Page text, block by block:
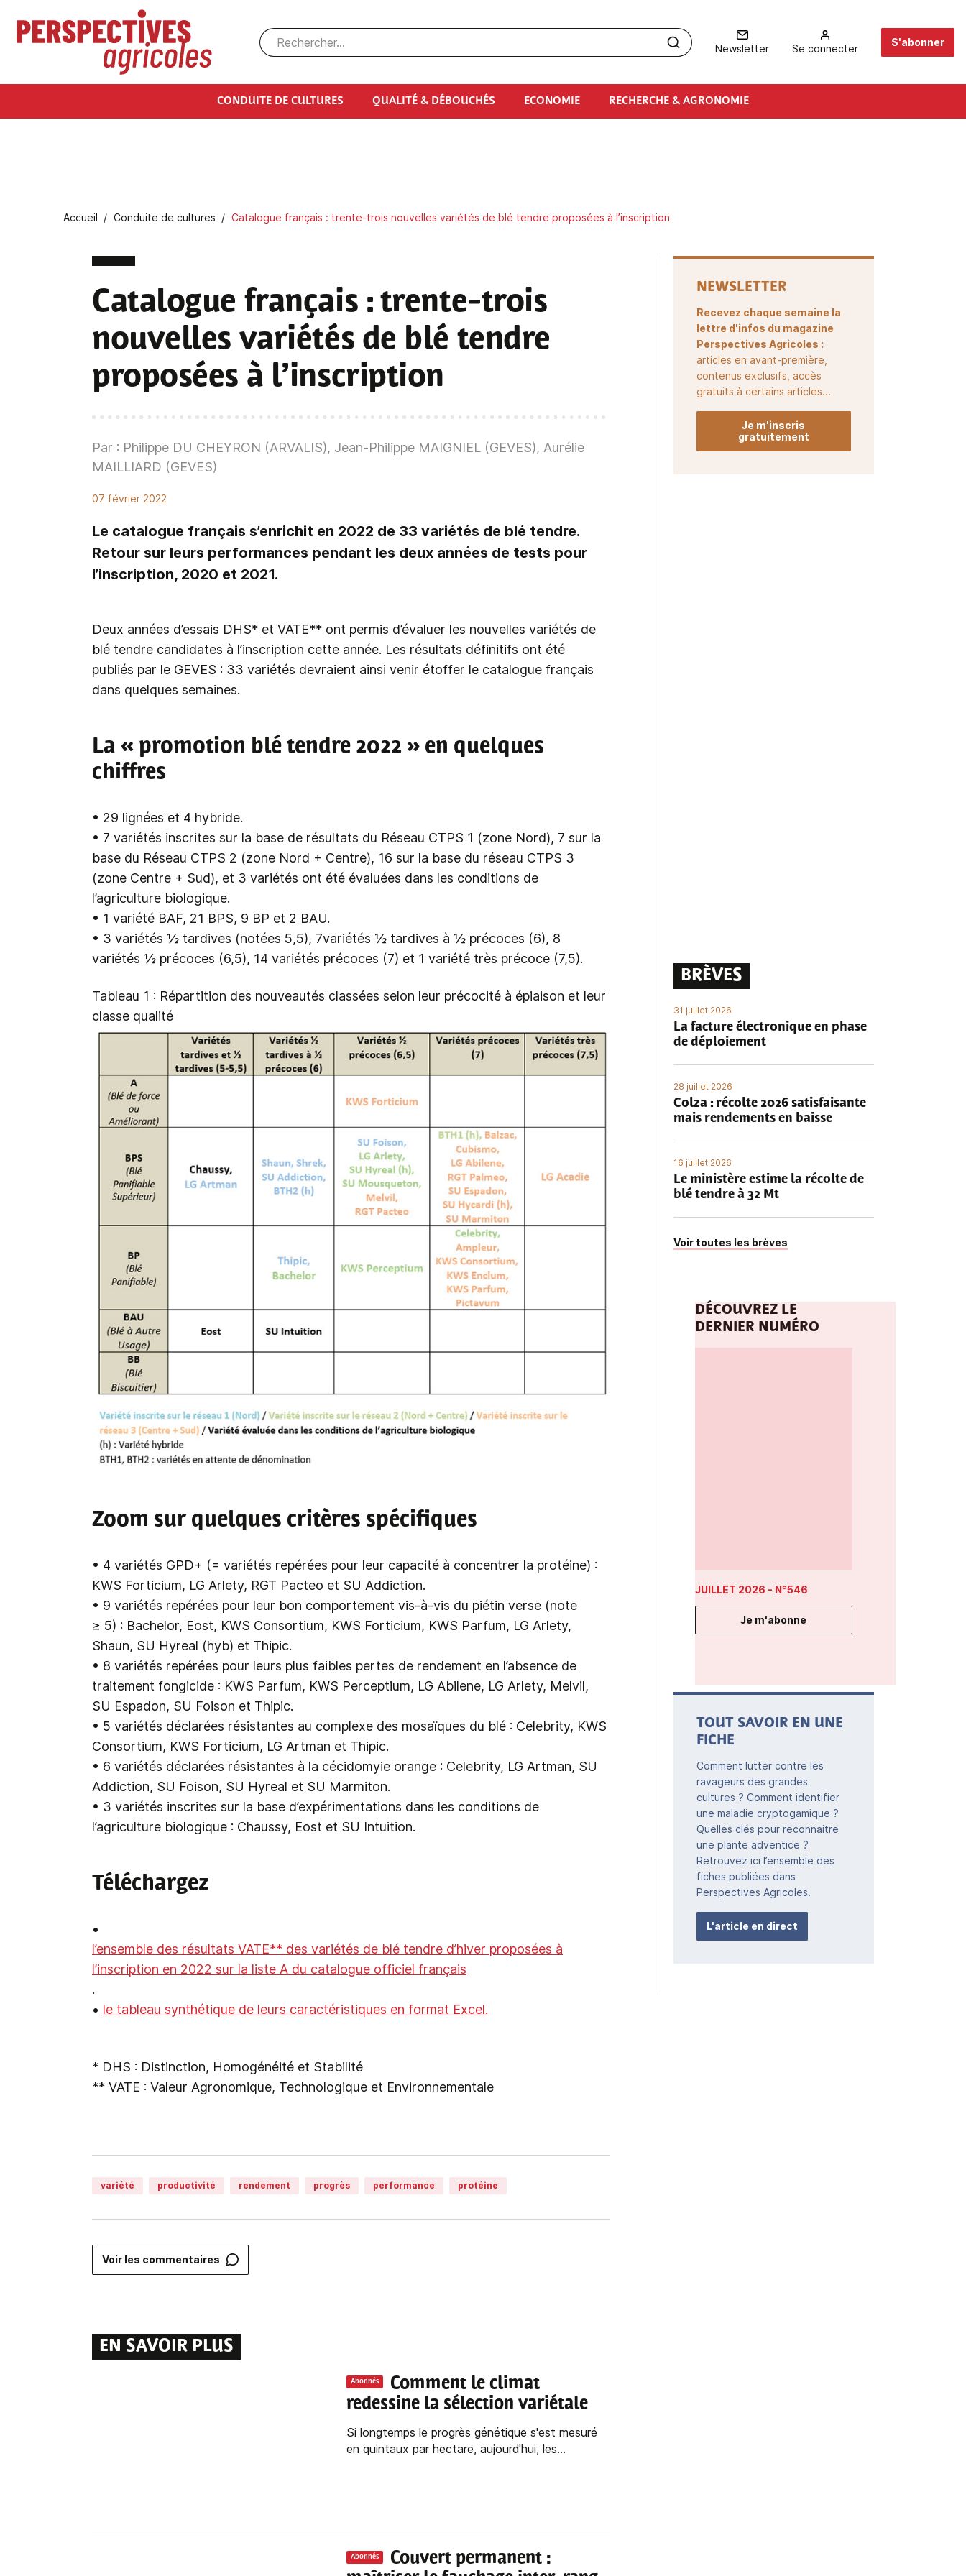
Aller au contenu principal
Newsletter Se connecter
S'abonner
CONDUITE DE CULTURES QUALITÉ & DÉBOUCHÉS ECONOMIE RECHERCHE & AGRONOMIE
Fil d'Ariane
Accueil Conduite de cultures Catalogue français : trente-trois nouvelles variétés de blé tendre proposées à l’inscription
Catalogue français : trente-trois
nouvelles variétés de blé tendre
proposées à l’inscription
Par : Philippe DU CHEYRON (ARVALIS), Jean-Philippe MAIGNIEL (GEVES), Aurélie
MAILLIARD (GEVES)
07 février 2022
Le catalogue français s’enrichit en 2022 de 33 variétés de blé tendre.
Retour sur leurs performances pendant les deux années de tests pour
l’inscription, 2020 et 2021.
Deux années d’essais DHS* et VATE** ont permis d’évaluer les nouvelles variétés de
blé tendre candidates à l’inscription cette année. Les résultats définitifs ont été
publiés par le GEVES : 33 variétés devraient ainsi venir étoffer le catalogue français
dans quelques semaines.
La « promotion blé tendre 2022 » en quelques
chiffres
• 29 lignées et 4 hybride.
• 7 variétés inscrites sur la base de résultats du Réseau CTPS 1 (zone Nord), 7 sur la
base du Réseau CTPS 2 (zone Nord + Centre), 16 sur la base du réseau CTPS 3
(zone Centre + Sud), et 3 variétés ont été évaluées dans les conditions de
l’agriculture biologique.
• 1 variété BAF, 21 BPS, 9 BP et 2 BAU.
• 3 variétés ½ tardives (notées 5,5), 7variétés ½ tardives à ½ précoces (6), 8
variétés ½ précoces (6,5), 14 variétés précoces (7) et 1 variété très précoce (7,5).
Tableau 1 : Répartition des nouveautés classées selon leur précocité à épiaison et leur
classe qualité
Zoom sur quelques critères spécifiques
• 4 variétés GPD+ (= variétés repérées pour leur capacité à concentrer la protéine) :
KWS Forticium, LG Arlety, RGT Pacteo et SU Addiction.
• 9 variétés repérées pour leur bon comportement vis-à-vis du piétin verse (note
≥ 5) : Bachelor, Eost, KWS Consortium, KWS Forticium, KWS Parfum, LG Arlety,
Shaun, SU Hyreal (hyb) et Thipic.
• 8 variétés repérées pour leurs plus faibles pertes de rendement en l’absence de
traitement fongicide : KWS Parfum, KWS Perceptium, LG Abilene, LG Arlety, Melvil,
SU Espadon, SU Foison et Thipic.
• 5 variétés déclarées résistantes au complexe des mosaïques du blé : Celebrity, KWS
Consortium, KWS Forticium, LG Artman et Thipic.
• 6 variétés déclarées résistantes à la cécidomyie orange : Celebrity, LG Artman, SU
Addiction, SU Foison, SU Hyreal et SU Marmiton.
• 3 variétés inscrites sur la base d’expérimentations dans les conditions de
l’agriculture biologique : Chaussy, Eost et SU Intuition.
Téléchargez
•
l’ensemble des résultats VATE** des variétés de blé tendre d’hiver proposées à
l’inscription en 2022 sur la liste A du catalogue officiel français
.
• le tableau synthétique de leurs caractéristiques en format Excel.
* DHS : Distinction, Homogénéité et Stabilité
** VATE : Valeur Agronomique, Technologique et Environnementale
variété productivité rendement progrès performance protéine
Voir les commentaires
EN SAVOIR PLUS
Abonnés
Comment le climat
redessine la sélection variétale
Si longtemps le progrès génétique s'est mesuré
en quintaux par hectare, aujourd'hui, les...
Abonnés
Couvert permanent :
NEWSLETTER
Recevez chaque semaine la
lettre d'infos du magazine
Perspectives Agricoles :
articles en avant-première,
contenus exclusifs, accès
gratuits à certains articles...
Je m'inscris
gratuitement
BRÈVES
31 juillet 2026
La facture électronique en phase
de déploiement
28 juillet 2026
Colza : récolte 2026 satisfaisante
mais rendements en baisse
16 juillet 2026
Le ministère estime la récolte de
blé tendre à 32 Mt
Voir toutes les brèves
DÉCOUVREZ LE
DERNIER NUMÉRO
JUILLET 2026 - N°546
Je m'abonne
TOUT SAVOIR EN UNE
FICHE
Comment lutter contre les
ravageurs des grandes
cultures ? Comment identifier
une maladie cryptogamique ?
Quelles clés pour reconnaitre
une plante adventice ?
Retrouvez ici l’ensemble des
fiches publiées dans
Perspectives Agricoles.
L'article en direct